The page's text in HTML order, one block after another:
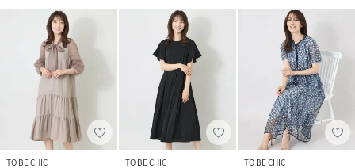
TO BE CHIC
TO BE CHIC
TO BE CHIC